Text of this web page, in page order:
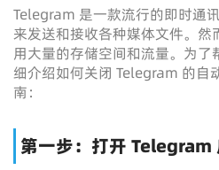
Telegram 是一款流行的即时通
来发送和接收各种媒体文件。然
用大量的存储空间和流量。为
细介绍如何关闭 Telegram 的自
南：
第一步：打开 Telegram